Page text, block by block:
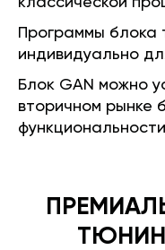
Программы блока
индивидуально
Блок GAN можно
вторичном рынке